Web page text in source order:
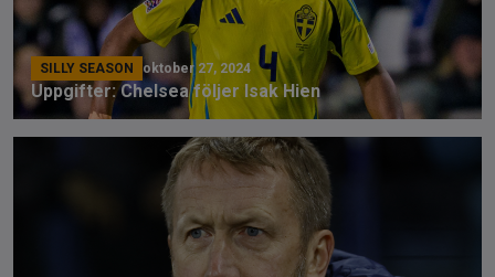
SILLY SEASON oktober 27, 2024
Uppgifter: Chelsea följer Isak Hien